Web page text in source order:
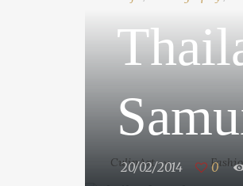
CulinArt
CulinArt
20/02/2014 0